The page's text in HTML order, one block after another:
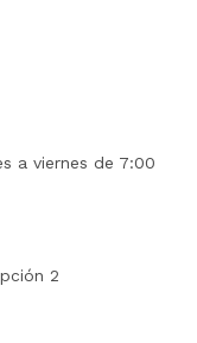
a viernes de 7:00
2